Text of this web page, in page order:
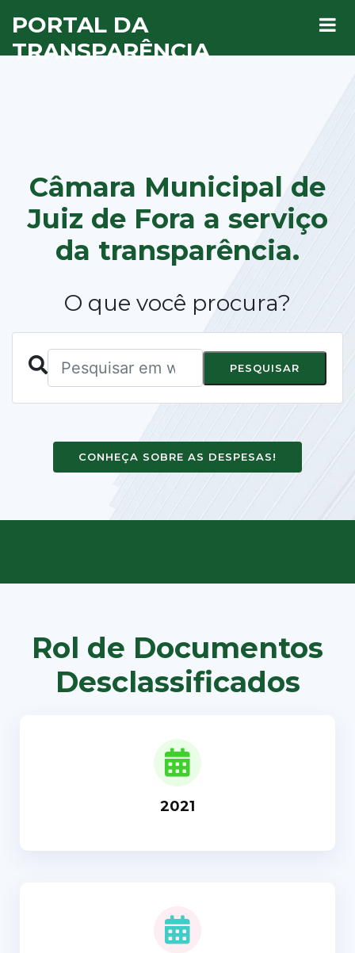
PORTAL DA
TRANSPARÊNCIA
Câmara Municipal de
Juiz de Fora a serviço
da transparência.
O que você procura?
PESQUISAR
CONHEÇA SOBRE AS DESPESAS!
Rol de Documentos
Desclassificados
2021